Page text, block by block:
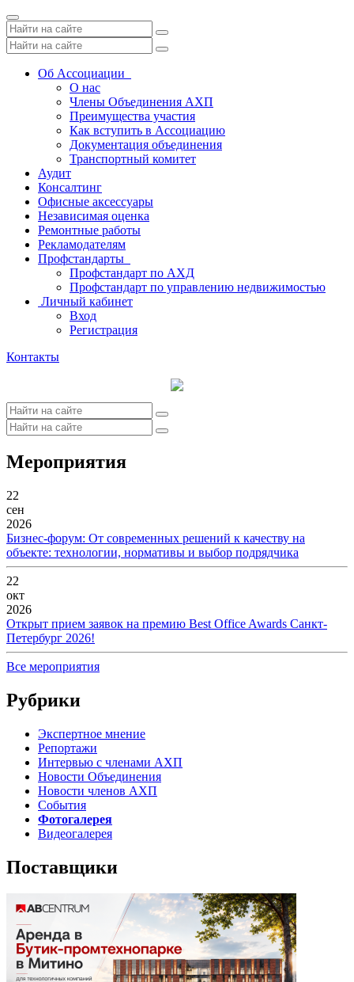
Toggle
navigation
Об Ассоциации
О нас
Члены Объединения АХП
Преимущества участия
Как вступить в Ассоциацию
Документация объединения
Транспортный комитет
Аудит
Консалтинг
Офисные аксессуары
Независимая оценка
Ремонтные работы
Рекламодателям
Профстандарты
Профстандарт по АХД
Профстандарт по управлению недвижимостью
Личный кабинет
Вход
Регистрация
Контакты
Мероприятия
22
сен
2026
Бизнес-форум: От современных решений к качеству на
объекте: технологии, нормативы и выбор подрядчика
22
окт
2026
Открыт прием заявок на премию Best Office Awards Санкт-
Петербург 2026!
Все мероприятия
Рубрики
Экспертное мнение
Репортажи
Интервью с членами АХП
Новости Объединения
Новости членов АХП
События
Фотогалерея
Видеогалерея
Поставщики